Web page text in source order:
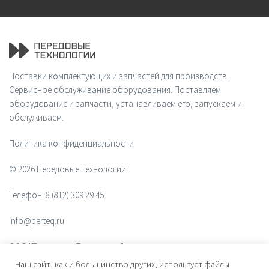
Поставки комплектующих и запчастей для производств.
Сервисное обслуживание оборудования. Поставляем
оборудование и запчасти, устанавливаем его, запускаем и
обслуживаем.
Политика конфиденциальности
© 2026 Передовые технологии
Телефон: 8 (812) 309 29 45
info@perteq.ru
ООО "Передовые Технологии"
Наш сайт, как и большинство других, использует файлы